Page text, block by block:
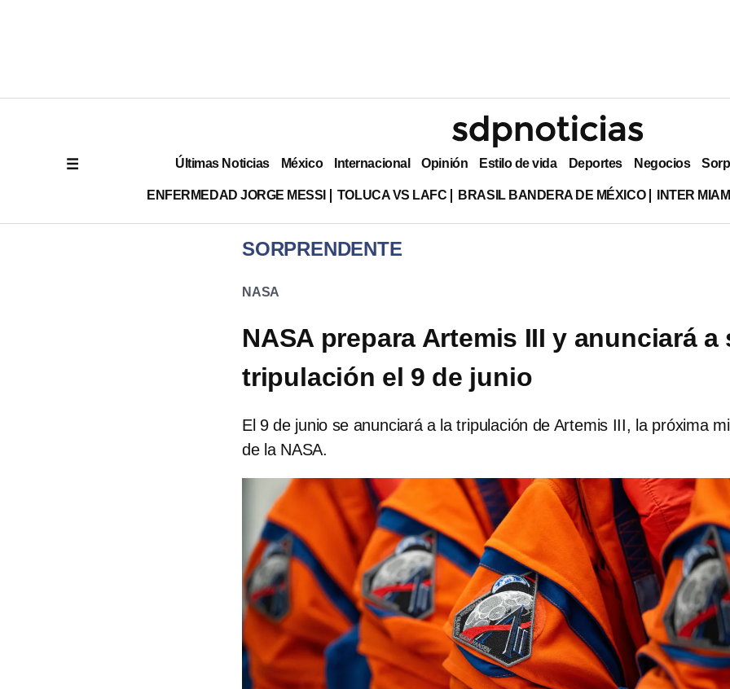
Últimas Noticias México Internacional Opinión Estilo de vida Deportes Negocios
ENFERMEDAD JORGE MESSI TOLUCA VS LAFC BRASIL BANDERA DE MÉXICO INTER
SORPRENDENTE
NASA
NASA prepara Artemis III y anunciará a
tripulación el 9 de junio
El 9 de junio se anunciará a la tripulación de Artemis III, la próxima
de la NASA.